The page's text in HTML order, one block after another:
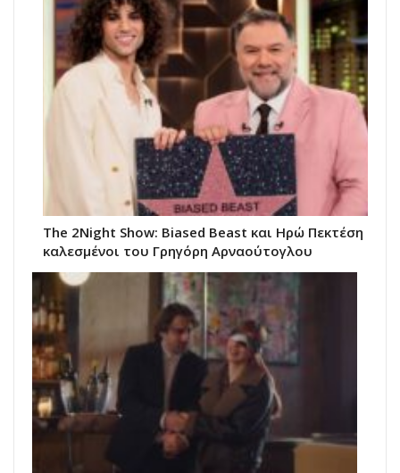
The 2Night Show: Biased Beast και Ηρώ Πεκτέση
καλεσμένοι του Γρηγόρη Αρναούτογλου